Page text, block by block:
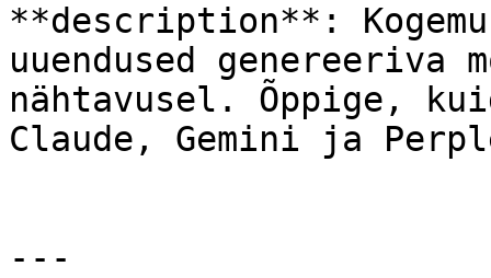
**description**:
uuendused
nähtavusel. Õppige,
Claude, Gemini ja
---